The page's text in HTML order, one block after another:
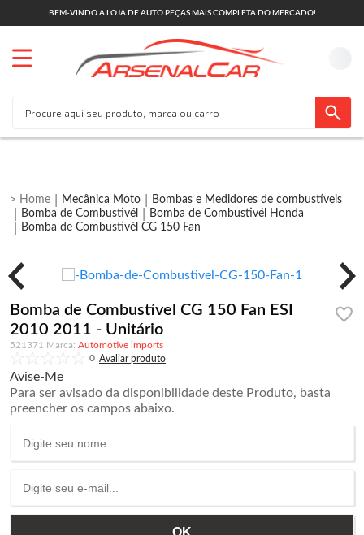
BEM-VINDO A LOJA DE AUTO PEÇAS MAIS COMPLETA DO MERCADO!
Mecânica Moto
Bombas e Medidores de combustíveis
Bomba de Combustivél
Bomba de Combustivél Honda
Bomba de Combustivél CG 150 Fan
Bomba de Combustível CG 150 Fan ESI
2010 2011 - Unitário
521371
Automotive imports
0
Avise-Me
Para ser avisado da disponibilidade deste Produto, basta
preencher os campos abaixo.